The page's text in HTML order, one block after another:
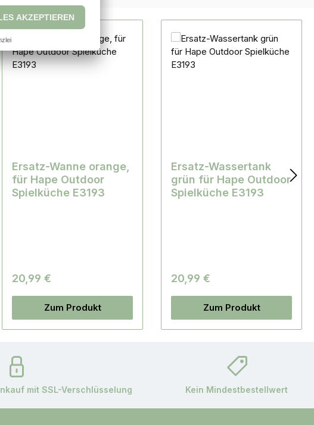
Ersatz-Wanne orange,
für Hape Outdoor
Spielküche E3193
20,99 €
Zum Produkt
Ersatz-Wassertank
grün für Hape Outdoor
Spielküche E3193
20,99 €
Zum Produkt
mit SSL-Verschlüsselung Kein Mindestbestellwert